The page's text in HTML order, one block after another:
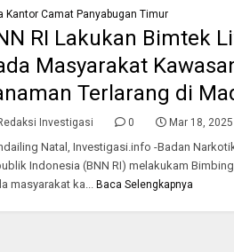
Kantor Camat Panyabugan Timur
RI Lakukan Bimtek
Masyarakat
Terlarang di
Investigasi 0 Mar 18, 2025
Natal, Investigasi.info -Badan
Indonesia (BNN RI) melakukam
masyarakat ka...
Baca Selengkapnya